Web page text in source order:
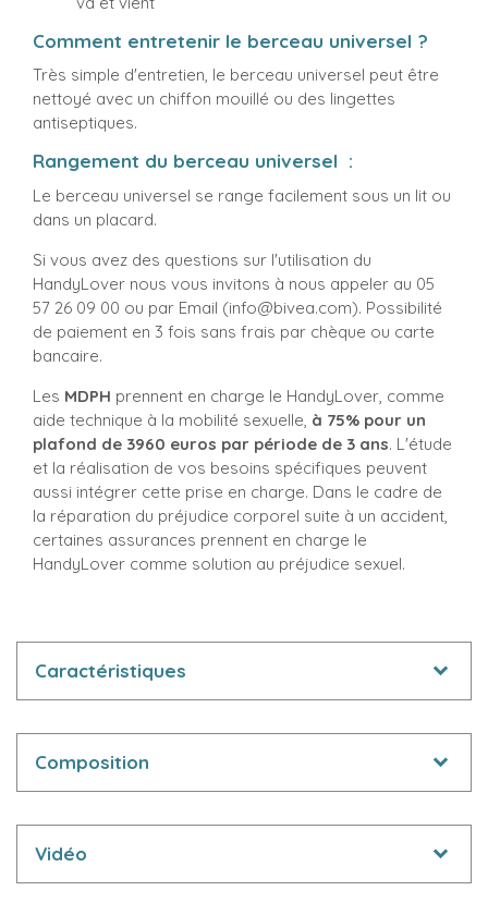
Comment entretenir le berceau universel ?
Très simple d'entretien, le berceau universel peut être
nettoyé avec un chiffon mouillé ou des lingettes
antiseptiques.
Rangement du berceau universel :
Le berceau universel se range facilement sous un lit ou
dans un placard.
Si vous avez des questions sur l'utilisation du
HandyLover nous vous invitons à nous appeler au 05
57 26 09 00 ou par Email (info@bivea.com). Possibilité
de paiement en 3 fois sans frais par chèque ou carte
bancaire.
Les MDPH prennent en charge le HandyLover, comme
aide technique à la mobilité sexuelle, à 75% pour un
plafond de 3960 euros par période de 3 ans. L'étude
et la réalisation de vos besoins spécifiques peuvent
aussi intégrer cette prise en charge. Dans le cadre de
la réparation du préjudice corporel suite à un accident,
certaines assurances prennent en charge le
HandyLover comme solution au préjudice sexuel.
Caractéristiques
Composition
Vidéo